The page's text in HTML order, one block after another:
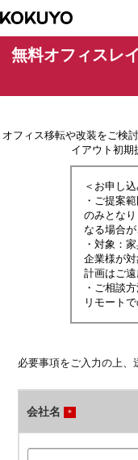
無料オフィスレ
オフィス移転や改装をご検
イアウト初期
＜お申し
・ご提案
のみとな
なる場合が
・対象：
企業様が
計画はご遠
・ご相談
リモート
必要事項をご入力の上、
会社名 ＊